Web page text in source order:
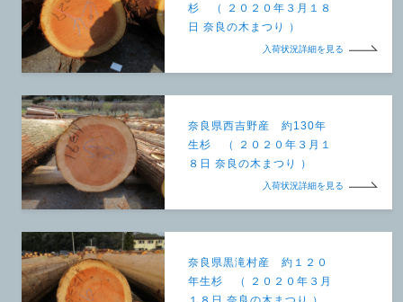
杉 （ ２０２０年３月１８
日 奈良の木まつり ）
入荷状況詳細を見る
奈良県西吉野産 約130年
生杉 （ ２０２０年３月１
８日 奈良の木まつり ）
入荷状況詳細を見る
奈良県黒滝村産 約１２０
年生杉 （ ２０２０年３月